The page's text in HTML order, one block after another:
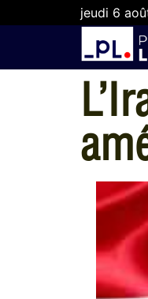
jeudi 6